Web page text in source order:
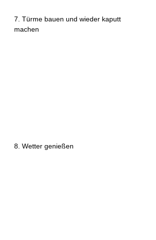
7. Türme bauen und wieder kaputt
machen
8. Wetter genießen